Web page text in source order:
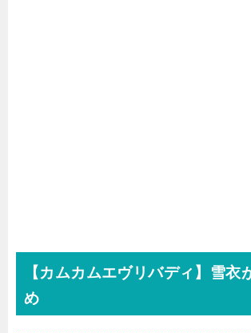
【カムカムエヴリバディ】雪衣
め